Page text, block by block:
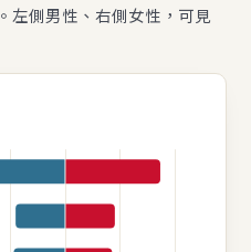
左側男性、右側女性，可見